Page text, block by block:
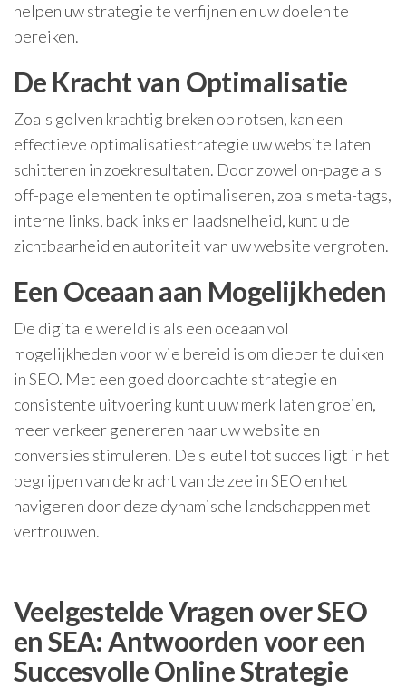
helpen uw strategie te verfijnen en uw doelen te
bereiken.
De Kracht van Optimalisatie
Zoals golven krachtig breken op rotsen, kan een
effectieve optimalisatiestrategie uw website laten
schitteren in zoekresultaten. Door zowel on-page als
off-page elementen te optimaliseren, zoals meta-tags,
interne links, backlinks en laadsnelheid, kunt u de
zichtbaarheid en autoriteit van uw website vergroten.
Een Oceaan aan Mogelijkheden
De digitale wereld is als een oceaan vol
mogelijkheden voor wie bereid is om dieper te duiken
in SEO. Met een goed doordachte strategie en
consistente uitvoering kunt u uw merk laten groeien,
meer verkeer genereren naar uw website en
conversies stimuleren. De sleutel tot succes ligt in het
begrijpen van de kracht van de zee in SEO en het
navigeren door deze dynamische landschappen met
vertrouwen.
Veelgestelde Vragen over SEO
en SEA: Antwoorden voor een
Succesvolle Online Strategie